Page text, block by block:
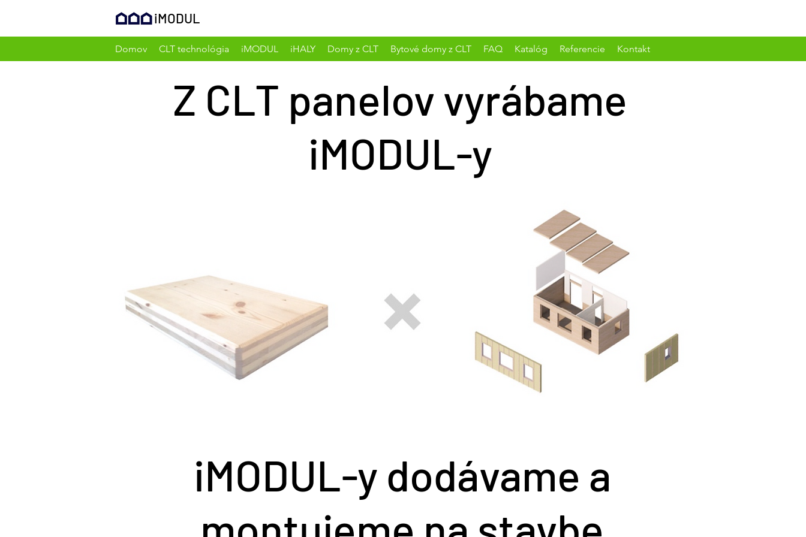
iMODUL
Domov CLT technológia iMODUL iHALY Domy z CLT Bytové domy z CLT FAQ Katalóg Referencie Kontakt
Z CLT panelov vyrábame
iMODUL-y
iMODUL-y dodávame a